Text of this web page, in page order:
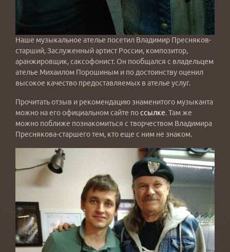
Наше музыкальное ателье посетил Владимир Пресняков-
старший, Заслуженный артист России, композитор,
аранжировщик, саксофонист. Он пообщался с владельцем
ателье Михаилом Порошиным и по достоинству оценил
высокое качество предоставляемых в ателье услуг.
Прочитать отзыв и рекомендацию знаменитого музыканта
можно на его официальном сайте поссылке. Там же
можно поближе познакомиться с творчеством Владимира
Преснякова-старшего тем, кто еще с ним не знаком.